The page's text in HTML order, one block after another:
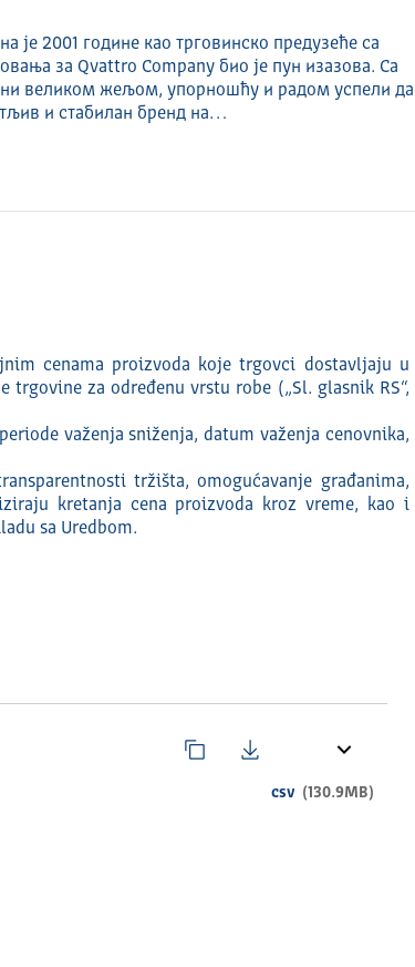
је 2001 године као трговинско предузеће са
за Qvattro Company био је пун изазова. Са
великом жељом, упорношћу и радом успели да
и стабилан бренд на…
cenama proizvoda koje trgovci dostavljaju u
za određenu vrstu robe („Sl. glasnik RS“,
važenja sniženja, datum važenja cenovnika,
tržišta, omogućavanje građanima,
kretanja cena proizvoda kroz vreme, kao i
sa Uredbom.
csv (130.9MB)